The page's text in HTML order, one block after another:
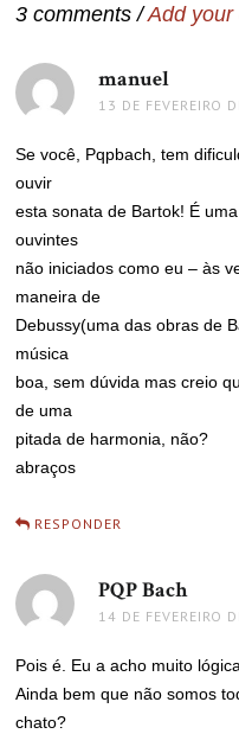
3 comments /Add
manuel
13 DE FEVEREIRO
Se você, Pqpbach, tem
ouvir
esta sonata de Bartok! É
ouvintes
não iniciados como eu – às
maneira de
Debussy(uma das obras de
música
boa, sem dúvida mas creio
de uma
pitada de harmonia, não?
abraços
RESPONDER
PQP Bachdisse:
14 DE FEVEREIRO
Pois é. Eu a acho muito
Ainda bem que não somos
chato?